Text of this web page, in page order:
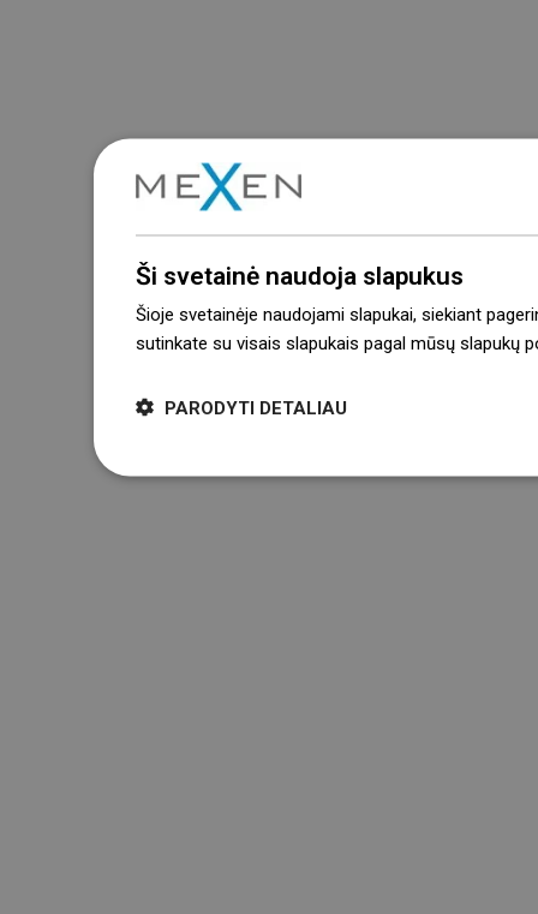
Ši svetainė naudoja slapukus
Šioje svetainėje naudojami slapukai, siekiant
sutinkate su visais slapukais pagal mūsų slapukų
PARODYTI DETALIAU